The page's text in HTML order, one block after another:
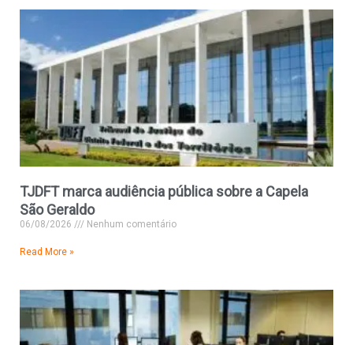
TJDFT marca audiência pública sobre a Capela
São Geraldo
06/08/2026 Nenhum comentário
Read More »